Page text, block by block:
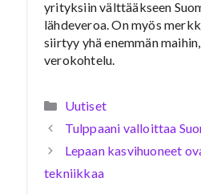
yrityksiin välttääkseen
lähdeveroa. On myös
siirtyy yhä enemmän
verokohtelu.
Kategoriat
Uutiset
Tulppaani valloittaa
Lepaan kasvihuoneet
tekniikkaa